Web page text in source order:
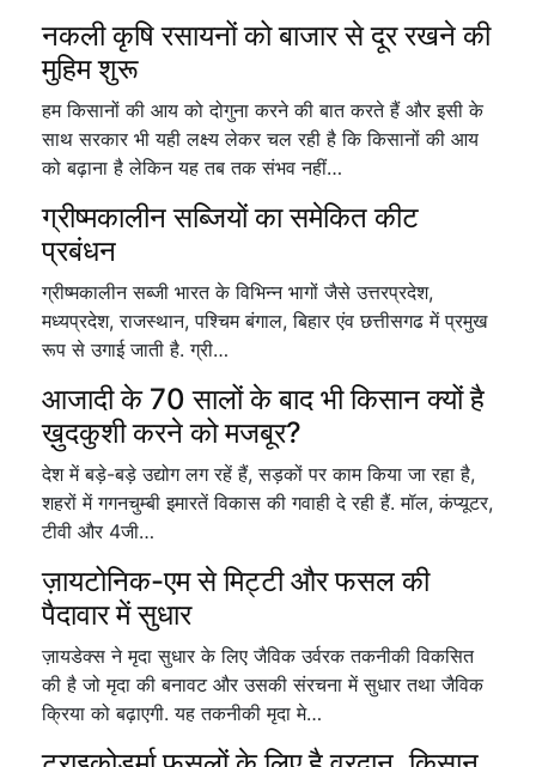
नकली कृषि रसायनों को बाजार से दूर रखने की
मुहिम शुरू
हम किसानों की आय को दोगुना करने की बात करते हैं और इसी के
साथ सरकार भी यही लक्ष्य लेकर चल रही है कि किसानों की आय
को बढ़ाना है लेकिन यह तब तक संभव नहीं…
ग्रीष्मकालीन सब्जियों का समेकित कीट
प्रबंधन
ग्रीष्मकालीन सब्जी भारत के विभिन्न भागों जैसे उत्तरप्रदेश,
मध्यप्रदेश, राजस्थान, पश्चिम बंगाल, बिहार एंव छत्तीसगढ में प्रमुख
रूप से उगाई जाती है. ग्री…
आजादी के 70 सालों के बाद भी किसान क्यों है
ख़ुदकुशी करने को मजबूर?
देश में बड़े-बड़े उद्योग लग रहें हैं, सड़कों पर काम किया जा रहा है,
शहरों में गगनचुम्बी इमारतें विकास की गवाही दे रही हैं. मॉल, कंप्यूटर,
टीवी और 4जी…
ज़ायटोनिक-एम से मिट्टी और फसल की
पैदावार में सुधार
ज़ायडेक्स ने मृदा सुधार के लिए जैविक उर्वरक तकनीकी विकसित
की है जो मृदा की बनावट और उसकी संरचना में सुधार तथा जैविक
क्रिया को बढ़ाएगी. यह तकनीकी मृदा मे…